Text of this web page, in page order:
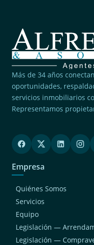
Más de 34 años
oportunidades,
servicios inmobiliarios
Representamos
Empresa
Quiénes Somos
Servicios
Equipo
Legislación —
Legislación —